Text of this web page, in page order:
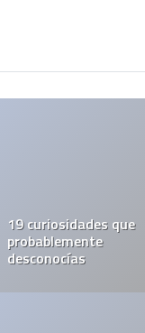
19 curiosidades que
probablemente
desconocías